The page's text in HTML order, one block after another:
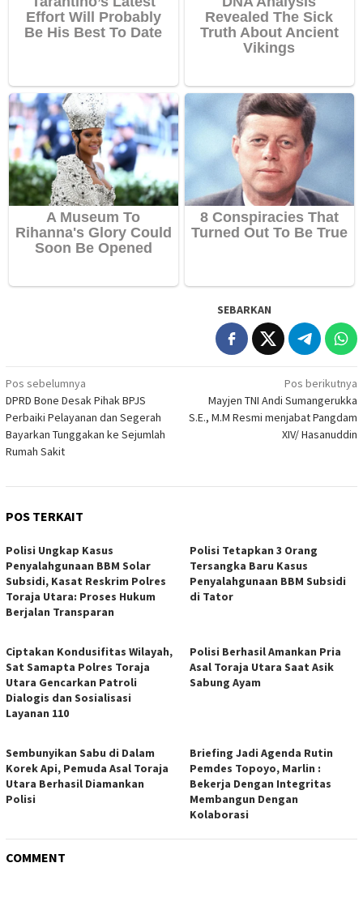
SEBARKAN
Navigasi
pos
Pos sebelumnya
DPRD Bone Desak Pihak BPJS
Perbaiki Pelayanan dan Segerah
Bayarkan Tunggakan ke Sejumlah
Rumah Sakit
Pos berikutnya
Mayjen TNI Andi Sumangerukka
S.E., M.M Resmi menjabat Pangdam
XIV/ Hasanuddin
POS TERKAIT
Polisi Ungkap Kasus
Penyalahgunaan BBM Solar
Subsidi, Kasat Reskrim Polres
Toraja Utara: Proses Hukum
Berjalan Transparan
Polisi Tetapkan 3 Orang
Tersangka Baru Kasus
Penyalahgunaan BBM Subsidi
di Tator
Ciptakan Kondusifitas Wilayah,
Sat Samapta Polres Toraja
Utara Gencarkan Patroli
Dialogis dan Sosialisasi
Layanan 110
Polisi Berhasil Amankan Pria
Asal Toraja Utara Saat Asik
Sabung Ayam
Sembunyikan Sabu di Dalam
Korek Api, Pemuda Asal Toraja
Utara Berhasil Diamankan
Polisi
Briefing Jadi Agenda Rutin
Pemdes Topoyo, Marlin :
Bekerja Dengan Integritas
Membangun Dengan
Kolaborasi
COMMENT